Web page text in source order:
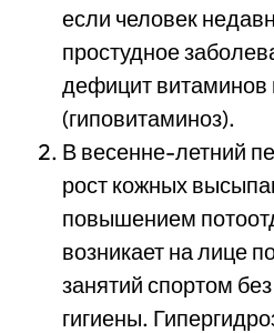
если человек
простудное
дефицит витаминов
(гиповитаминоз).
В весенне-летний
рост кожных
повышением
возникает на лице
занятий спортом
гигиены.